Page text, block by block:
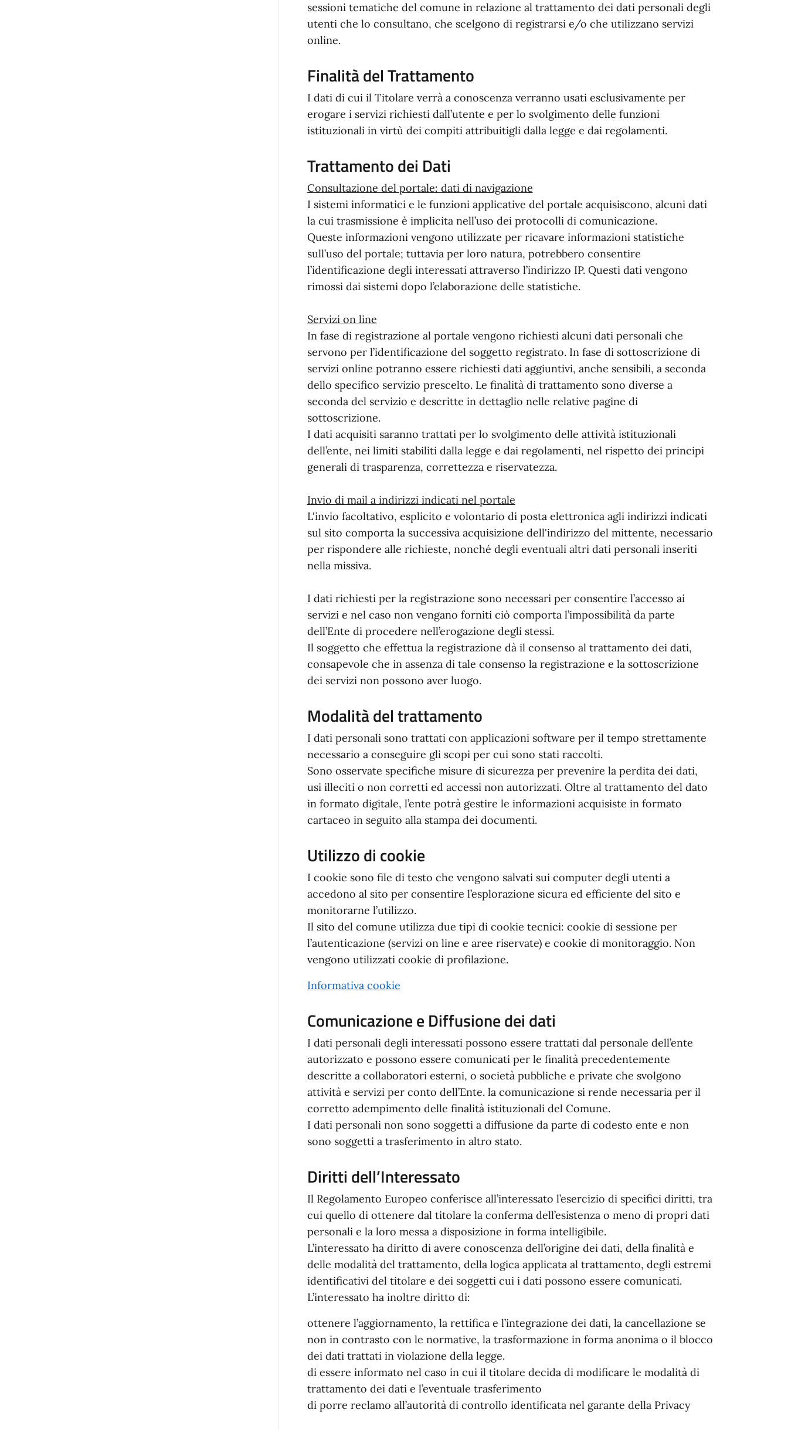
sessioni tematiche del comune in relazione al trattamento dei dati personali degli
utenti che lo consultano, che scelgono di registrarsi e/o che utilizzano servizi
online.
Finalità del Trattamento
I dati di cui il Titolare verrà a conoscenza verranno usati esclusivamente per
erogare i servizi richiesti dall’utente e per lo svolgimento delle funzioni
istituzionali in virtù dei compiti attribuitigli dalla legge e dai regolamenti.
Trattamento dei Dati
Consultazione del portale: dati di navigazione
I sistemi informatici e le funzioni applicative del portale acquisiscono, alcuni dati
la cui trasmissione è implicita nell’uso dei protocolli di comunicazione.
Queste informazioni vengono utilizzate per ricavare informazioni statistiche
sull’uso del portale; tuttavia per loro natura, potrebbero consentire
l’identificazione degli interessati attraverso l’indirizzo IP. Questi dati vengono
rimossi dai sistemi dopo l’elaborazione delle statistiche.
Servizi on line
In fase di registrazione al portale vengono richiesti alcuni dati personali che
servono per l’identificazione del soggetto registrato. In fase di sottoscrizione di
servizi online potranno essere richiesti dati aggiuntivi, anche sensibili, a seconda
dello specifico servizio prescelto. Le finalità di trattamento sono diverse a
seconda del servizio e descritte in dettaglio nelle relative pagine di
sottoscrizione.
I dati acquisiti saranno trattati per lo svolgimento delle attività istituzionali
dell’ente, nei limiti stabiliti dalla legge e dai regolamenti, nel rispetto dei principi
generali di trasparenza, correttezza e riservatezza.
Invio di mail a indirizzi indicati nel portale
L'invio facoltativo, esplicito e volontario di posta elettronica agli indirizzi indicati
sul sito comporta la successiva acquisizione dell'indirizzo del mittente, necessario
per rispondere alle richieste, nonché degli eventuali altri dati personali inseriti
nella missiva.
I dati richiesti per la registrazione sono necessari per consentire l’accesso ai
servizi e nel caso non vengano forniti ciò comporta l’impossibilità da parte
dell’Ente di procedere nell’erogazione degli stessi.
Il soggetto che effettua la registrazione dà il consenso al trattamento dei dati,
consapevole che in assenza di tale consenso la registrazione e la sottoscrizione
dei servizi non possono aver luogo.
Modalità del trattamento
I dati personali sono trattati con applicazioni software per il tempo strettamente
necessario a conseguire gli scopi per cui sono stati raccolti.
Sono osservate specifiche misure di sicurezza per prevenire la perdita dei dati,
usi illeciti o non corretti ed accessi non autorizzati. Oltre al trattamento del dato
in formato digitale, l’ente potrà gestire le informazioni acquisiste in formato
cartaceo in seguito alla stampa dei documenti.
Utilizzo di cookie
I cookie sono file di testo che vengono salvati sui computer degli utenti a
accedono al sito per consentire l’esplorazione sicura ed efficiente del sito e
monitorarne l’utilizzo.
Il sito del comune utilizza due tipi di cookie tecnici: cookie di sessione per
l’autenticazione (servizi on line e aree riservate) e cookie di monitoraggio. Non
vengono utilizzati cookie di profilazione.
Informativa cookie
Comunicazione e Diffusione dei dati
I dati personali degli interessati possono essere trattati dal personale dell’ente
autorizzato e possono essere comunicati per le finalità precedentemente
descritte a collaboratori esterni, o società pubbliche e private che svolgono
attività e servizi per conto dell’Ente. la comunicazione si rende necessaria per il
corretto adempimento delle finalità istituzionali del Comune.
I dati personali non sono soggetti a diffusione da parte di codesto ente e non
sono soggetti a trasferimento in altro stato.
Diritti dell’Interessato
Il Regolamento Europeo conferisce all’interessato l’esercizio di specifici diritti, tra
cui quello di ottenere dal titolare la conferma dell’esistenza o meno di propri dati
personali e la loro messa a disposizione in forma intelligibile.
L’interessato ha diritto di avere conoscenza dell’origine dei dati, della finalità e
delle modalità del trattamento, della logica applicata al trattamento, degli estremi
identificativi del titolare e dei soggetti cui i dati possono essere comunicati.
L’interessato ha inoltre diritto di:
ottenere l’aggiornamento, la rettifica e l’integrazione dei dati, la cancellazione se
non in contrasto con le normative, la trasformazione in forma anonima o il blocco
dei dati trattati in violazione della legge.
di essere informato nel caso in cui il titolare decida di modificare le modalità di
trattamento dei dati e l’eventuale trasferimento
di porre reclamo all’autorità di controllo identificata nel garante della Privacy